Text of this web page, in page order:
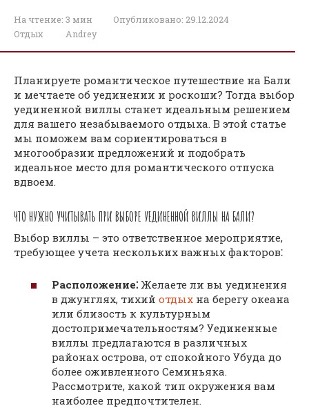
На чтение: 3 мин Опубликовано: 29.12.2024
Отдых
Andrey
Планируете романтическое путешествие на Бали
и мечтаете об уединении и роскоши? Тогда выбор
уединенной виллы станет идеальным решением
для вашего незабываемого отдыха. В этой статье
мы поможем вам сориентироваться в
многообразии предложений и подобрать
идеальное место для романтического отпуска
вдвоем.
ЧТО НУЖНО УЧИТЫВАТЬ ПРИ ВЫБОРЕ УЕДИНЕННОЙ ВИЛЛЫ НА БАЛИ?
Выбор виллы – это ответственное мероприятие,
требующее учета нескольких важных факторов⁚
Расположение⁚ Желаете ли вы уединения
в джунглях, тихий отдых на берегу океана
или близость к культурным
достопримечательностям? Уединенные
виллы предлагаются в различных
районах острова, от спокойного Убуда до
более оживленного Семиньяка.
Рассмотрите, какой тип окружения вам
наиболее предпочтителен.